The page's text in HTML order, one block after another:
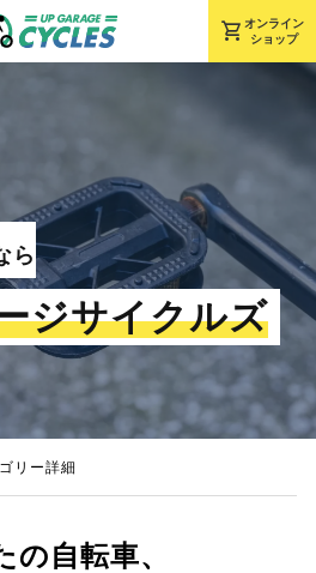
shopping_cart オンライン
ショップ
ら
ジサイクルズ
リー詳細
の自転車、